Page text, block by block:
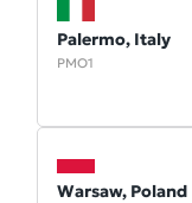
Palermo, Italy
PMO1
Warsaw, Poland